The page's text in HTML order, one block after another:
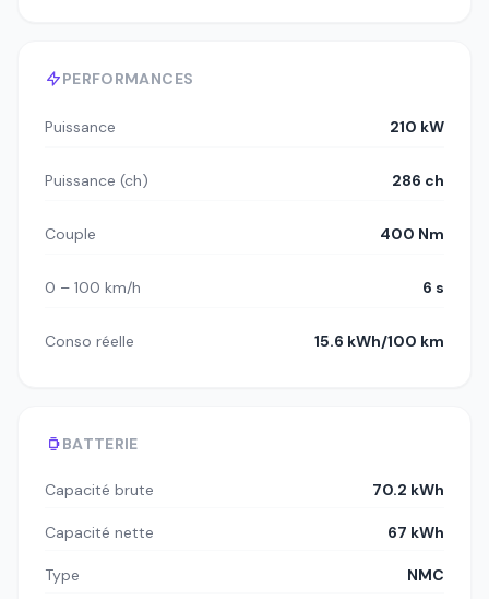
PERFORMANCES
Puissance 210 kW
Puissance (ch) 286 ch
Couple 400 Nm
0 – 100 km/h 6 s
Conso réelle 15.6 kWh/100 km
BATTERIE
Capacité brute 70.2 kWh
Capacité nette 67 kWh
Type NMC